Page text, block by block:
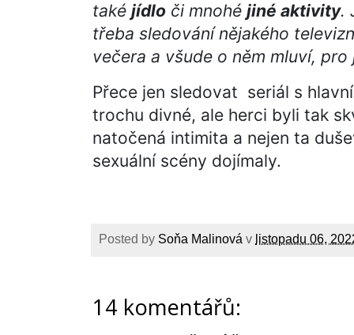
také jídlo či mnohé jiné aktivity.
třeba sledování nějakého
večera a všude o něm mluví,
Přece jen sledovat seriál s
trochu divné, ale herci byli tak
natočená intimita a nejen ta
sexuální scény dojímaly.
Posted by Soňa Malinová v listopadu 06,
14 komentářů: